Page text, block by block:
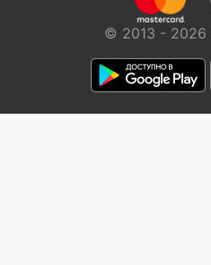
© 2013 - 2026